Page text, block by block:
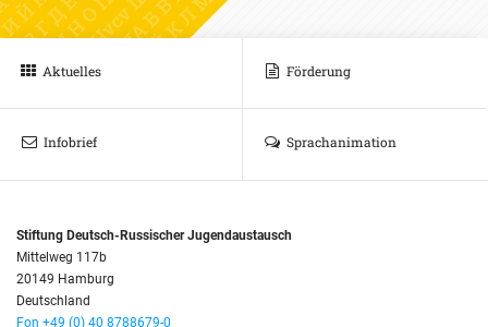
Aktuelles Förderung
Infobrief Sprachanimation
Stiftung Deutsch-Russischer Jugendaustausch
Mittelweg 117b
20149 Hamburg
Deutschland
Fon +49 (0) 40 8788679-0